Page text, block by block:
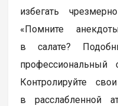
избегать
«Помните
в салате?
Контролируйте
в расслабленной